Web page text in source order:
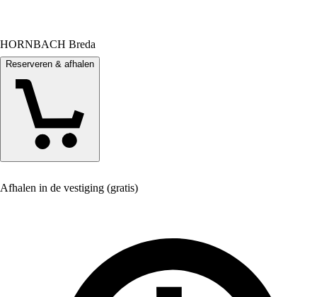
HORNBACH Breda
Reserveren & afhalen
Afhalen in de vestiging (gratis)